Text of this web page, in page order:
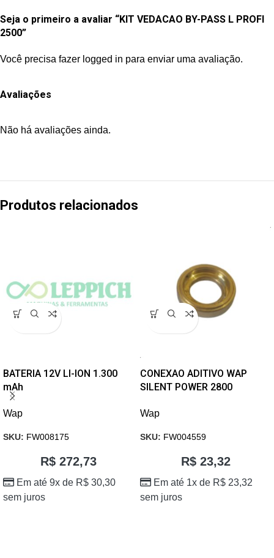
Avaliações
Não há avaliações ainda.
Seja o primeiro a avaliar “KIT VEDACAO BY-PASS L PROFI
2500”
Você precisa fazer logged in para enviar uma avaliação.
Produtos relacionados
BATERIA 12V LI-ION 1.300
mAh
Wap
SKU: FW008175
R$ 272,73
Em até 9x de R$ 30,30
sem juros
CONEXAO ADITIVO WAP
SILENT POWER 2800
Wap
SKU: FW004559
R$23,32
Em até 1x de R$ 23,32
sem juros